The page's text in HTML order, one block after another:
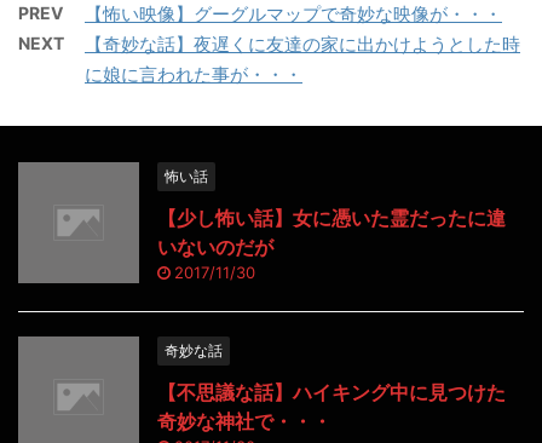
PREV 【怖い映像】グーグルマップで奇妙な映像が・・・
NEXT
【奇妙な話】夜遅くに友達の家に出かけようとした時
に娘に言われた事が・・・
怖い話
【少し怖い話】女に憑いた霊だったに違
いないのだが
2017/11/30
奇妙な話
【不思議な話】ハイキング中に見つけた
奇妙な神社で・・・